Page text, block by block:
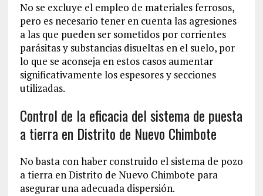
No se excluye el empleo de materiales ferrosos,
pero es necesario tener en cuenta las agresiones
a las que pueden ser sometidos por corrientes
parásitas y substancias disueltas en el suelo, por
lo que se aconseja en estos casos aumentar
significativamente los espesores y secciones
utilizadas.
Control de la eficacia del sistema de puesta
a tierra en Distrito de Nuevo Chimbote
No basta con haber construido el sistema de pozo
a tierra en Distrito de Nuevo Chimbote para
asegurar una adecuada dispersión.